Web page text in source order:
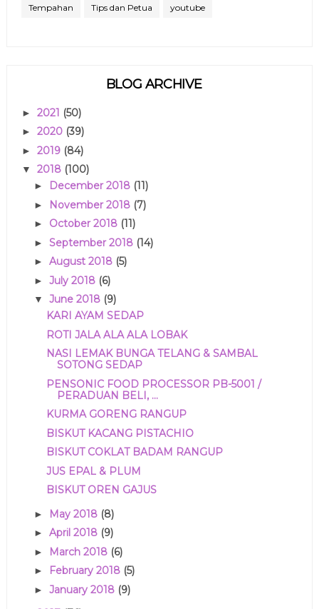
Tempahan Tips dan Petua youtube
BLOG ARCHIVE
► 2021 (50)
► 2020 (39)
► 2019 (84)
▼ 2018 (100)
► December 2018 (11)
► November 2018 (7)
► October 2018 (11)
► September 2018 (14)
► August 2018 (5)
► July 2018 (6)
▼ June 2018 (9)
KARI AYAM SEDAP
ROTI JALA ALA ALA LOBAK
NASI LEMAK BUNGA TELANG & SAMBAL
SOTONG SEDAP
PENSONIC FOOD PROCESSOR PB-5001 /
PERADUAN BELI, ...
KURMA GORENG RANGUP
BISKUT KACANG PISTACHIO
BISKUT COKLAT BADAM RANGUP
JUS EPAL & PLUM
BISKUT OREN GAJUS
► May 2018 (8)
► April 2018 (9)
► March 2018 (6)
► February 2018 (5)
► January 2018 (9)